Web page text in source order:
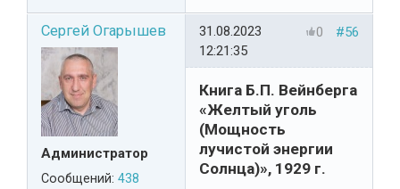
Сергей Огарышев
Администратор
Сообщений: 438
#56
0
31.08.2023
12:21:35
Книга Б.П. Вейнберга
«Желтый уголь
(Мощность
лучистой энергии
Солнца)», 1929 г.